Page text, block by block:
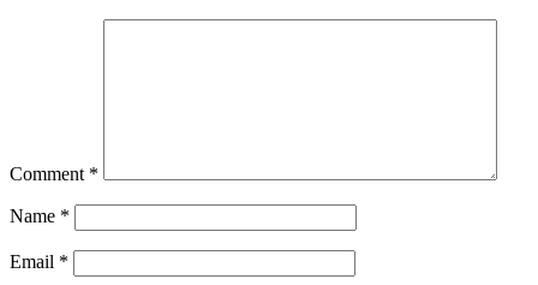
Comment *
Name *
Email *